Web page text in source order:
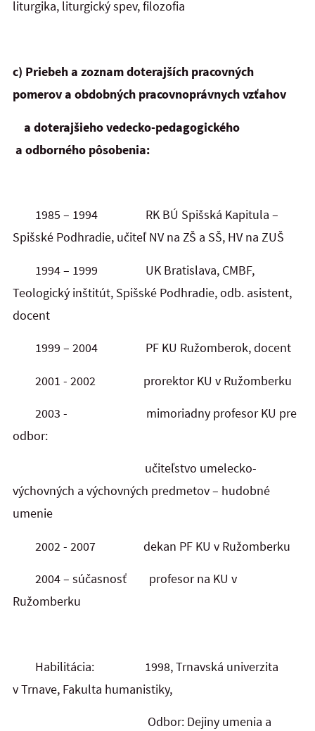
liturgika, liturgický spev, filozofia
c) Priebeh a zoznam doterajších pracovných
pomerov a obdobných pracovnoprávnych vzťahov
a doterajšieho vedecko-pedagogického
a odborného pôsobenia:
1985 – 1994 RK BÚ Spišská Kapitula –
Spišské Podhradie, učiteľ NV na ZŠ a SŠ, HV na ZUŠ
1994 – 1999 UK Bratislava, CMBF,
Teologický inštitút, Spišské Podhradie, odb. asistent,
docent
1999 – 2004 PF KU Ružomberok, docent
2001 - 2002 prorektor KU v Ružomberku
2003 - mimoriadny profesor KU pre
odbor:
učiteľstvo umelecko-
výchovných a výchovných predmetov – hudobné
umenie
2002 - 2007 dekan PF KU v Ružomberku
2004 – súčasnosť profesor na KU v
Ružomberku
Habilitácia: 1998, Trnavská univerzita
v Trnave, Fakulta humanistiky,
Odbor: Dejiny umenia a